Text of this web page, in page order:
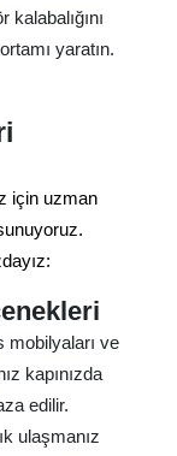
yaratın.
için uzman
mobilyaları ve
kapınızda
edilir.
ulaşmanız